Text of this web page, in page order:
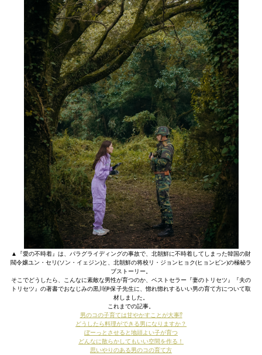
▲『愛の不時着』は、パラグライディングの事故で、北朝鮮に不時着してしまった韓国の財
閥令嬢ユン・セリ(ソン・イェジン)と、北朝鮮の将校リ・ジョンヒョク(ヒョンビン)の極秘ラ
ブストーリー。
そこでどうしたら、こんなに素敵な男性が育つのか、ベストセラー『妻のトリセツ』『夫の
トリセツ』の著書でおなじみの黒川伊保子先生に、惚れ惚れするいい男の育て方について取
材しました。
これまでの記事。
男のコの子育ては甘やかすことが大事⁉
どうしたら料理ができる男になりますか？
ぼーっとさせると地頭よい子が育つ
どんなに散らかしてもいい空間を作る！
思いやりのある男のコの育て方